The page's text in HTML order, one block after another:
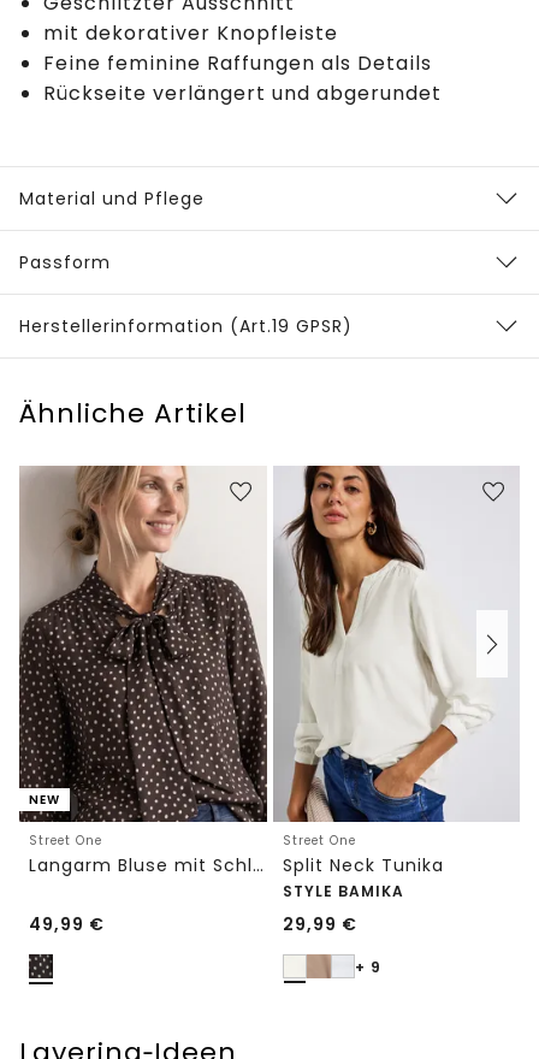
mit dekorativer Knopfleiste
Feine feminine Raffungen als Details
Rückseite verlängert und abgerundet
Material und Pflege
Passform
Herstellerinformation (Art.19 GPSR)
Ähnliche Artikel
NEW
Street One
Langarm Bluse mit Schleifendetail
49,99 €
Street One
Split Neck Tunika
STYLE BAMIKA
29,99 €
+ 9